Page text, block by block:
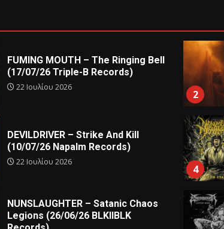
FUMING MOUTH – The Ringing Bell
(17/07/26 Triple-B Records)
22 Ιουλίου 2026
2
DEVILDRIVER – Strike And Kill
(10/07/26 Napalm Records)
22 Ιουλίου 2026
4
NUNSLAUGHTER – Satanic Chaos
Legions (26/06/26 BLKIIBLK